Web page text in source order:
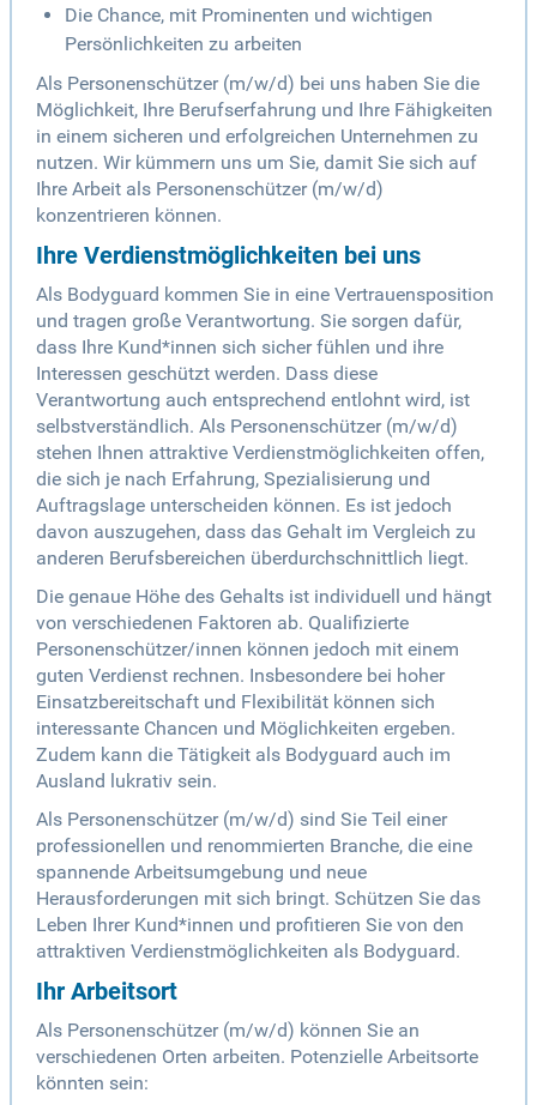
Die Chance, mit Prominenten und wichtigen
Persönlichkeiten zu arbeiten
Als Personenschützer (m/w/d) bei uns haben Sie die
Möglichkeit, Ihre Berufserfahrung und Ihre Fähigkeiten
in einem sicheren und erfolgreichen Unternehmen zu
nutzen. Wir kümmern uns um Sie, damit Sie sich auf
Ihre Arbeit als Personenschützer (m/w/d)
konzentrieren können.
Ihre Verdienstmöglichkeiten bei uns
Als Bodyguard kommen Sie in eine Vertrauensposition
und tragen große Verantwortung. Sie sorgen dafür,
dass Ihre Kund*innen sich sicher fühlen und ihre
Interessen geschützt werden. Dass diese
Verantwortung auch entsprechend entlohnt wird, ist
selbstverständlich. Als Personenschützer (m/w/d)
stehen Ihnen attraktive Verdienstmöglichkeiten offen,
die sich je nach Erfahrung, Spezialisierung und
Auftragslage unterscheiden können. Es ist jedoch
davon auszugehen, dass das Gehalt im Vergleich zu
anderen Berufsbereichen überdurchschnittlich liegt.
Die genaue Höhe des Gehalts ist individuell und hängt
von verschiedenen Faktoren ab. Qualifizierte
Personenschützer/innen können jedoch mit einem
guten Verdienst rechnen. Insbesondere bei hoher
Einsatzbereitschaft und Flexibilität können sich
interessante Chancen und Möglichkeiten ergeben.
Zudem kann die Tätigkeit als Bodyguard auch im
Ausland lukrativ sein.
Als Personenschützer (m/w/d) sind Sie Teil einer
professionellen und renommierten Branche, die eine
spannende Arbeitsumgebung und neue
Herausforderungen mit sich bringt. Schützen Sie das
Leben Ihrer Kund*innen und profitieren Sie von den
attraktiven Verdienstmöglichkeiten als Bodyguard.
Ihr Arbeitsort
Als Personenschützer (m/w/d) können Sie an
verschiedenen Orten arbeiten. Potenzielle Arbeitsorte
könnten sein: